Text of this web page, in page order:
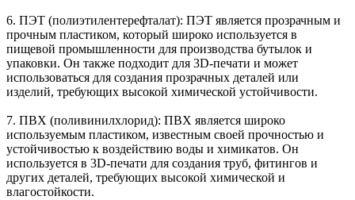
6. ПЭТ (полиэтилентерефталат): ПЭТ является прозрачным и
прочным пластиком, который широко используется в
пищевой промышленности для производства бутылок и
упаковки. Он также подходит для 3D-печати и может
использоваться для создания прозрачных деталей или
изделий, требующих высокой химической устойчивости.
7. ПВХ (поливинилхлорид): ПВХ является широко
используемым пластиком, известным своей прочностью и
устойчивостью к воздействию воды и химикатов. Он
используется в 3D-печати для создания труб, фитингов и
других деталей, требующих высокой химической и
влагостойкости.